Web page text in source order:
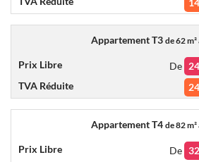
Appartement T3 de62 m²
De
Appartement T4 de82 m²
De